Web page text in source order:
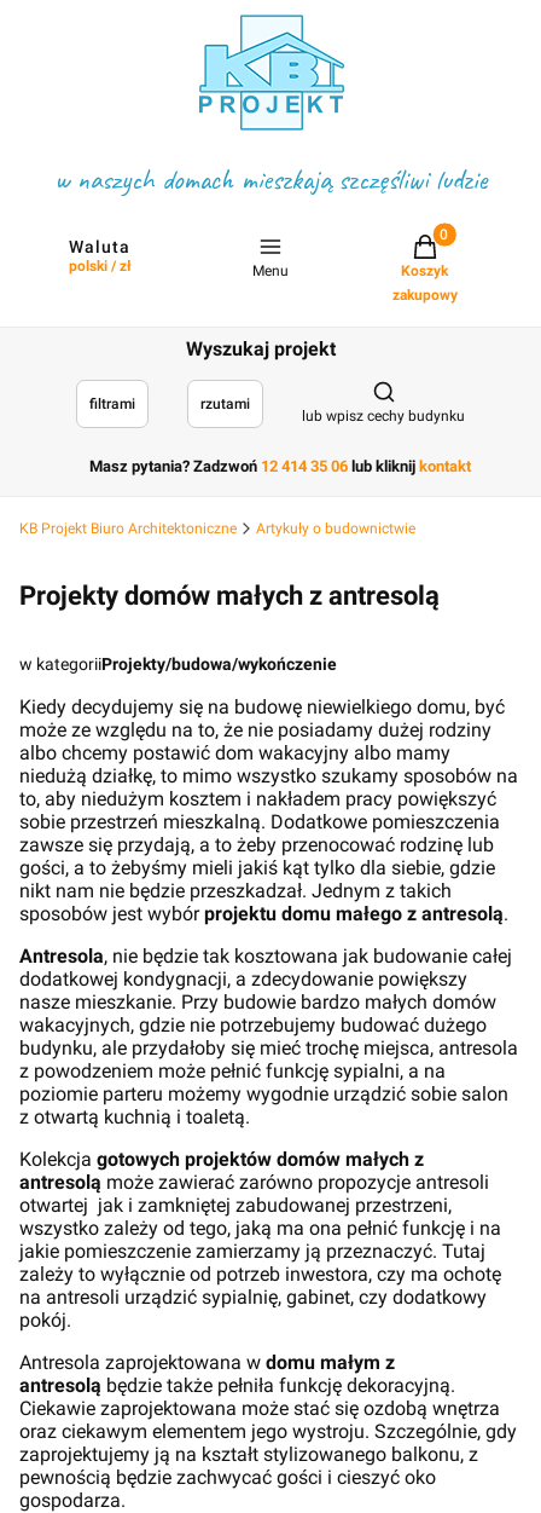
w naszych domach mieszkają szczęśliwi ludzie
Waluta
polski / zł Menu
Projekty w
Koszyk
zakupowy
Wyszukaj projekt
filtrami rzutami
Otwórz
lub wpisz cechy budynku
Masz pytania? Zadzwoń 12 414 35 06 lub kliknij kontakt
KB Projekt Biuro Architektoniczne Artykuły o budownictwie
Projekty domów małych z antresolą
w kategoriiProjekty/budowa/wykończenie
Kiedy decydujemy się na budowę niewielkiego domu, być
może ze względu na to, że nie posiadamy dużej rodziny
albo chcemy postawić dom wakacyjny albo mamy
niedużą działkę, to mimo wszystko szukamy sposobów na
to, aby niedużym kosztem i nakładem pracy powiększyć
sobie przestrzeń mieszkalną. Dodatkowe pomieszczenia
zawsze się przydają, a to żeby przenocować rodzinę lub
gości, a to żebyśmy mieli jakiś kąt tylko dla siebie, gdzie
nikt nam nie będzie przeszkadzał. Jednym z takich
sposobów jest wybórprojektu domu małego z antresolą.
Antresola, nie będzie tak kosztowana jak budowanie całej
dodatkowej kondygnacji, a zdecydowanie powiększy
nasze mieszkanie. Przy budowie bardzo małych domów
wakacyjnych, gdzie nie potrzebujemy budować dużego
budynku, ale przydałoby się mieć trochę miejsca, antresola
z powodzeniem może pełnić funkcję sypialni, a na
poziomie parteru możemy wygodnie urządzić sobie salon
z otwartą kuchnią i toaletą.
Kolekcja gotowych projektów domów małych z
antresolą może zawierać zarówno propozycje antresoli
otwartej jak i zamkniętej zabudowanej przestrzeni,
wszystko zależy od tego, jaką ma ona pełnić funkcję i na
jakie pomieszczenie zamierzamy ją przeznaczyć. Tutaj
zależy to wyłącznie od potrzeb inwestora, czy ma ochotę
na antresoli urządzić sypialnię, gabinet, czy dodatkowy
pokój.
Antresola zaprojektowana w domu małym z
antresolą będzie także pełniła funkcję dekoracyjną.
Ciekawie zaprojektowana może stać się ozdobą wnętrza
oraz ciekawym elementem jego wystroju. Szczególnie, gdy
zaprojektujemy ją na kształt stylizowanego balkonu, z
pewnością będzie zachwycać gości i cieszyć oko
gospodarza.